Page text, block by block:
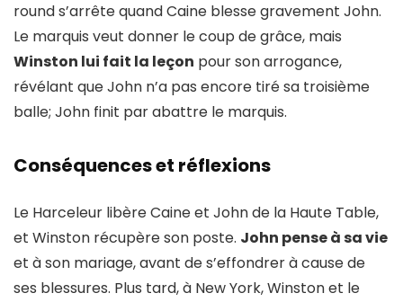
round s’arrête quand Caine blesse gravement John.
Le marquis veut donner le coup de grâce, mais
Winston lui fait la leçon pour son arrogance,
révélant que John n’a pas encore tiré sa troisième
balle; John finit par abattre le marquis.
Conséquences et réflexions
Le Harceleur libère Caine et John de la Haute Table,
et Winston récupère son poste. John pense à sa vie
et à son mariage, avant de s’effondrer à cause de
ses blessures. Plus tard, à New York, Winston et le